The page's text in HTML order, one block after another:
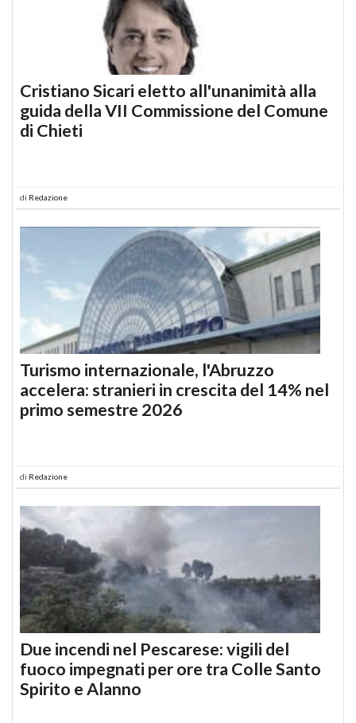
Cristiano Sicari eletto all'unanimità alla
guida della VII Commissione del Comune
di Chieti
di Redazione
Turismo internazionale, l'Abruzzo
accelera: stranieri in crescita del 14% nel
primo semestre 2026
di Redazione
Due incendi nel Pescarese: vigili del
fuoco impegnati per ore tra Colle Santo
Spirito e Alanno